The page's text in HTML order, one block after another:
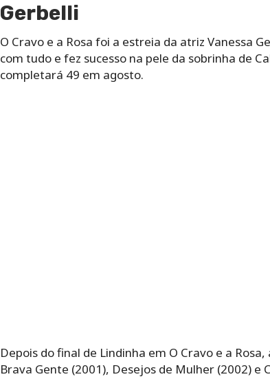
Gerbelli
O Cravo e a Rosa foi a estreia da atriz Vanessa
com tudo e fez sucesso na pele da sobrinha de
completará 49 em agosto.
Depois do final de Lindinha em O Cravo e a
Brava Gente (2001), Desejos de Mulher (2002)